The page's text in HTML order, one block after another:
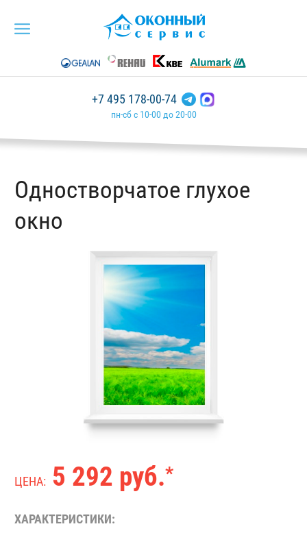
+7 495 178-00-74
пн-сб с 10-00 до 20-00
Одностворчатое глухое
окно
ЦЕНА: 5 292 руб.*
ХАРАКТЕРИСТИКИ: